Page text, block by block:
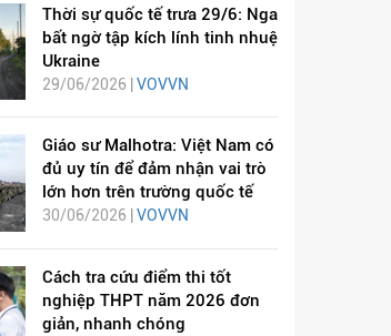
Thời sự quốc tế trưa 29/6: Nga
bất ngờ tập kích lính tinh nhuệ
Ukraine
29/06/2026 | VOVVN
Giáo sư Malhotra: Việt Nam có
đủ uy tín để đảm nhận vai trò
lớn hơn trên trường quốc tế
30/06/2026 | VOVVN
Cách tra cứu điểm thi tốt
nghiệp THPT năm 2026 đơn
giản, nhanh chóng